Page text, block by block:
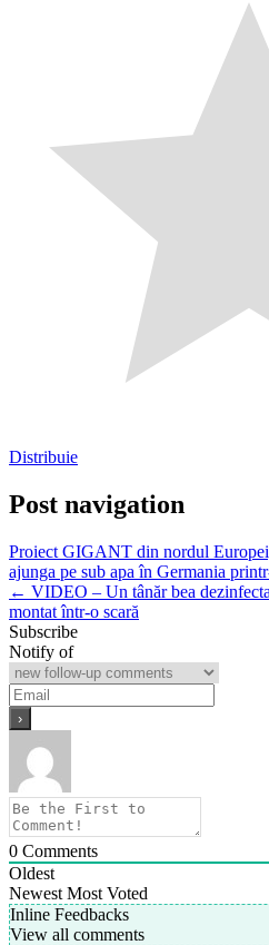
Distribuie
Post navigation
Proiect GIGANT din nordul
ajunga pe sub apa în Germania
← VIDEO – Un tânăr bea
montat într-o scară
Subscribe
Notify of
0 Comments
Oldest
Newest Most Voted
Inline Feedbacks
View all comments